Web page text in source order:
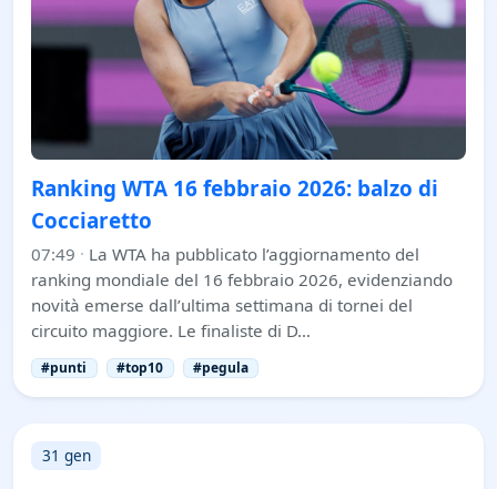
Ranking WTA 16 febbraio 2026: balzo di
Cocciaretto
07:49 · La WTA ha pubblicato l’aggiornamento del
ranking mondiale del 16 febbraio 2026, evidenziando
novità emerse dall’ultima settimana di tornei del
circuito maggiore. Le finaliste di D…
#punti #top10 #pegula
31 gen